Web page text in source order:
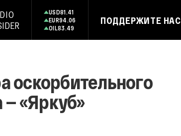
USD81.41
EUR94.06
OIL83.49
ПОДДЕРЖИТЕ НАС
оскорбительного
«Яркуб»